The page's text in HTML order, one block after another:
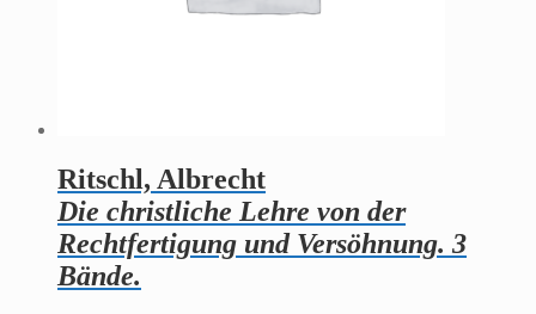
Ritschl, Albrecht
Die christliche Lehre von der
Rechtfertigung und Versöhnung. 3
Bände.